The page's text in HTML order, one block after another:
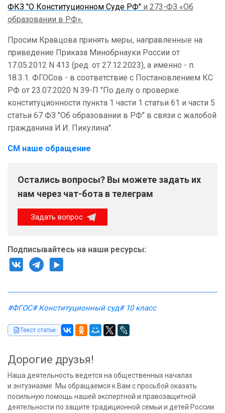
ФКЗ "О Конституционном Суде РФ" и 273-ФЗ «Об
образовании в РФ».
Просим Кравцова принять меры, направленные на
приведение Приказа Минобрнауки России от
17.05.2012 N 413 (ред. от 27.12.2023), а именно - п.
18.3.1. ФГОСов - в соответствие с Постановлением КС
РФ от 23.07.2020 N 39-П "По делу о проверке
конституционности пункта 1 части 1 статьи 61 и части 5
статьи 67 ФЗ "Об образовании в РФ" в связи с жалобой
гражданина И.И. Пикулина".
СМ наше обращение
Остались вопросы? Вы можете задать их
нам через чат-бота в телеграм
Задать вопрос
Подписывайтесь на наши ресурсы:
#ФГОС# Конституционный суд# 10 класс
Текст статьи
Дорогие друзья!
Наша деятельность ведется на общественных началах
и энтузиазме. Мы обращаемся к Вам с просьбой оказать
посильную помощь нашей экспертной и правозащитной
деятельности по защите традиционной семьи и детей России